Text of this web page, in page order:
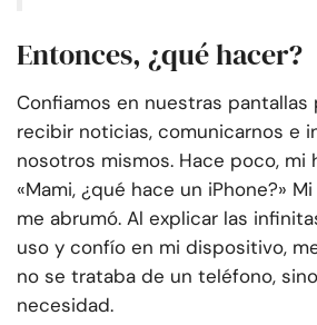
Entonces, ¿qué hacer?
Confiamos en nuestras pantallas
recibir noticias, comunicarnos e
nosotros mismos. Hace poco, mi
«Mami, ¿qué hace un iPhone?»
me abrumó. Al explicar las
uso y confío en mi dispositivo,
no se trataba de un teléfono,
necesidad.